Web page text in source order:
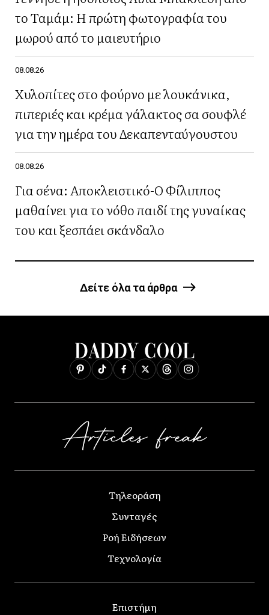
το Ταμάμ: Η πρώτη φωτογραφία του
μωρού από το μαιευτήριο
08.08.26
Χυλοπίτες στο φούρνο με λουκάνικα,
πιπεριές και κρέμα γάλακτος σα σουφλέ
για την ημέρα του Δεκαπενταύγουστου
08.08.26
Για σένα: Αποκλειστικό-Ο Φίλιππος
μαθαίνει για το νόθο παιδί της γυναίκας
του και ξεσπάει σκάνδαλο
Δείτε όλα τα άρθρα
Τηλεοράση
Συνταγές
Ροή Ειδήσεων
Τεχνολογία
Επιστήμη